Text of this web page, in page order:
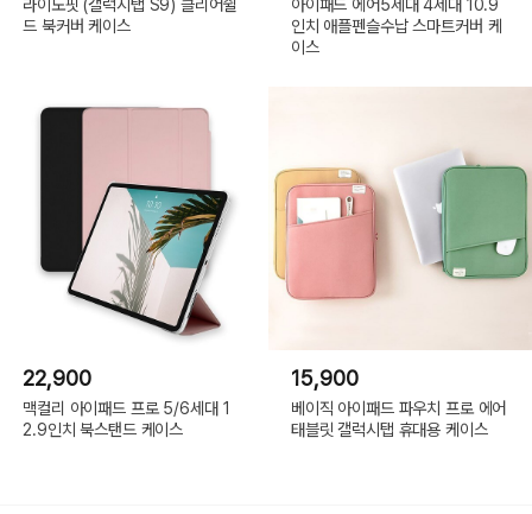
드 북커버 케이스
인치 애플펜슬수납 스마트커버 케
이스
22,900
맥컬리 아이패드 프로 5/6세대 1
2.9인치 북스탠드 케이스
15,900
베이직 아이패드 파우치 프로 에어
태블릿 갤럭시탭 휴대용 케이스